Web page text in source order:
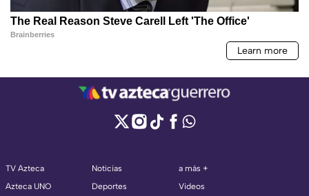
TV Azteca
Azteca UNO
Noticias
Deportes
a más +
Videos